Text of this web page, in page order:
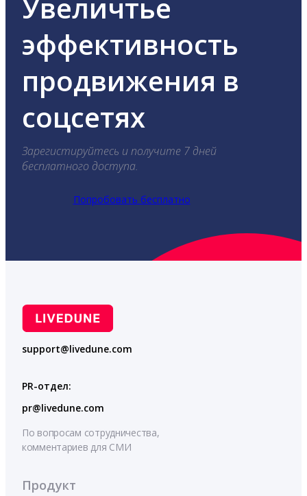
Увеличтье
эффективность
продвижения в
соцсетях
Зарегистируйтесь и получите 7 дней
бесплатного доступа.
Попробовать бесплатно
support@livedune.com
PR-отдел:
pr@livedune.com
По вопросам сотрудничества,
комментариев для СМИ
Продукт